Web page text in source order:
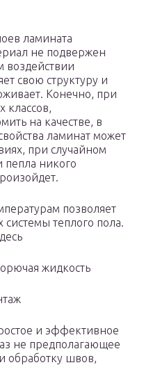
ламината
не подвержен
воздействии
свою структуру и
Конечно, при
классов,
на качестве, в
ламинат может
при случайном
пепла никого
позволяет
системы теплого пола.
жидкость
и эффективное
не предполагающее
обработку швов,